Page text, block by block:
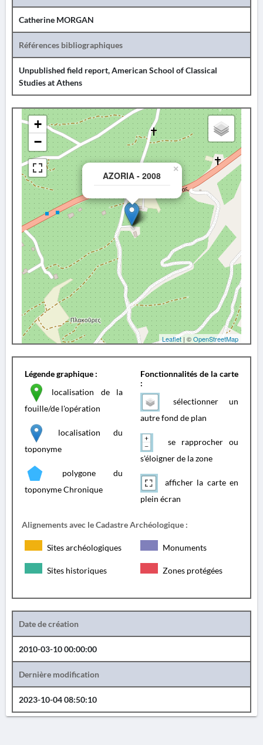
Catherine MORGAN
Références bibliographiques
Unpublished field report, American School of Classical
Studies at Athens
AZORIA - 2008
×
+
−
Leaflet| ©OpenStreetMap
Légende graphique :
localisation de la
fouille/de l'opération
localisation du
toponyme
polygone du
toponyme Chronique
Fonctionnalités de la carte
:
sélectionner un
autre fond de plan
se rapprocher ou
s'éloigner de la zone
afficher la carte en
plein écran
Alignements avec le Cadastre Archéologique :
Sites archéologiques Monuments
Sites historiques Zones protégées
Date de création
2010-03-10 00:00:00
Dernière modification
2023-10-04 08:50:10